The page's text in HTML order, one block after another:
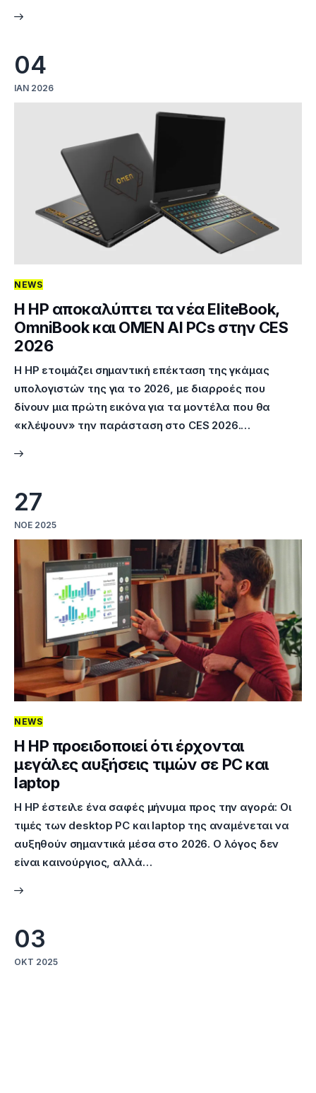
04
ΙΑΝ 2026
NEWS
H HP αποκαλύπτει τα νέα EliteBook,
OmniBook και OMEN AI PCs στην CES
2026
Η HP ετοιμάζει σημαντική επέκταση της γκάμας
υπολογιστών της για το 2026, με διαρροές που
δίνουν μια πρώτη εικόνα για τα μοντέλα που θα
«κλέψουν» την παράσταση στο CES 2026.…
27
ΝΟΈ 2025
NEWS
Η HP προειδοποιεί ότι έρχονται
μεγάλες αυξήσεις τιμών σε PC και
laptop
Η HP έστειλε ένα σαφές μήνυμα προς την αγορά: Οι
τιμές των desktop PC και laptop της αναμένεται να
αυξηθούν σημαντικά μέσα στο 2026. Ο λόγος δεν
είναι καινούργιος, αλλά…
03
ΟΚΤ 2025